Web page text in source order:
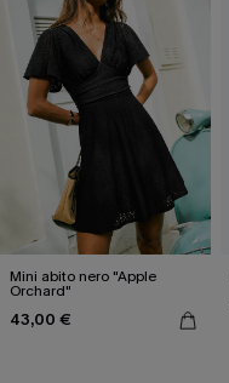
Mini abito nero "Apple
Orchard"
43,00 €